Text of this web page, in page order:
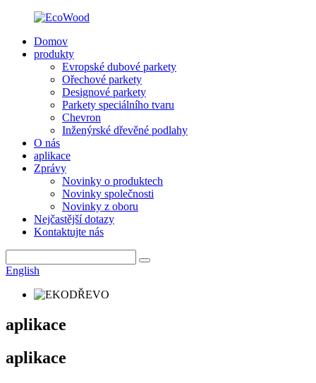
Domov
produkty
Evropské dubové parkety
Ořechové parkety
Designové parkety
Parkety speciálního tvaru
Chevron
Inženýrské dřevěné podlahy
O nás
aplikace
Zprávy
Novinky o produktech
Novinky společnosti
Novinky z oboru
Nejčastější dotazy
Kontaktujte nás
English
aplikace
aplikace